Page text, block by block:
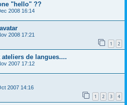
"hello" ??
2008 16:14
2008 17:21
1 2
de langues....
2007 17:12
2007 14:16
1 2 3 4